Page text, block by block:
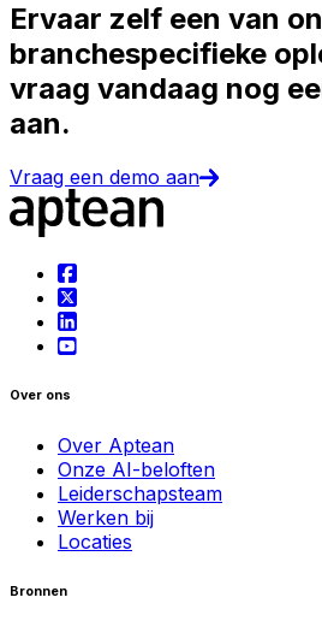
Ervaar zelf een van
branchespecifieke
vraag vandaag nog
aan.
Vraag een demo aan
Over ons
Over Aptean
Onze AI-beloften
Leiderschapsteam
Werken bij
Locaties
Bronnen